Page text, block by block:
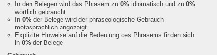
In den Belegen wird das Phrasem zu 0% idiomatisch und zu 0%
wörtlich gebraucht
In 0% der Belege wird der phraseologische Gebrauch
metasprachlich angezeigt
Explizite Hinweise auf die Bedeutung des Phrasems finden sich
in 0% der Belege